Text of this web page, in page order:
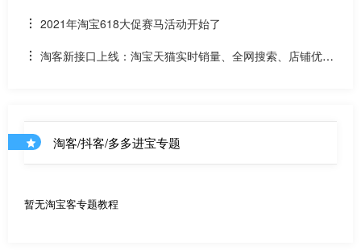
贝该如何计算佣金
2021年淘宝618大促赛马活动开始了
淘客新接口上线：淘宝天猫实时销量、全网搜索、店铺优惠
淘客/抖客/多多进宝专题
暂无淘宝客专题教程